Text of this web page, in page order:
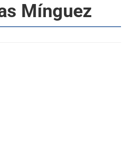
Mínguez